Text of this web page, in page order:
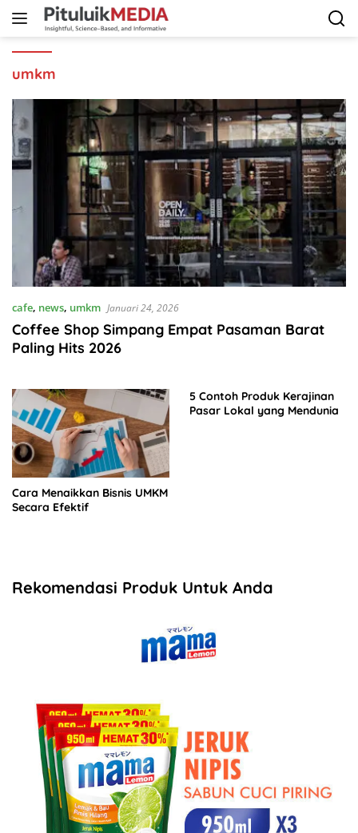
Langsung
umkm
cafe, news, umkm Januari 24, 2026
Coffee Shop Simpang Empat Pasaman Barat
Paling Hits 2026
Cara Menaikkan Bisnis UMKM
Secara Efektif
5 Contoh Produk Kerajinan
Pasar Lokal yang Mendunia
Rekomendasi Produk Untuk Anda